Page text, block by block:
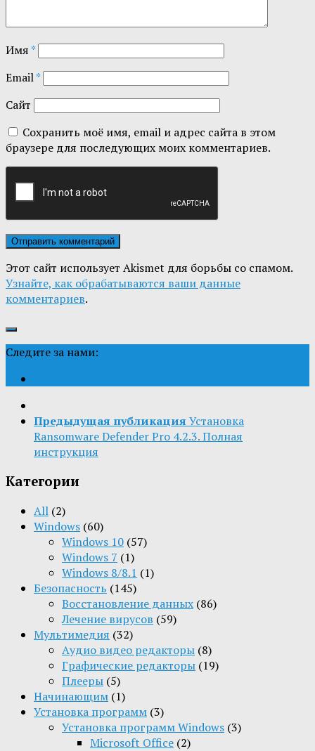
Имя*
Email*
Сайт
Сохранить моё имя, email и адрес сайта в этом
браузере для последующих моих комментариев.
Этот сайт использует Akismet для борьбы со спамом.
Узнайте, как обрабатываются ваши данные
комментариев.
Следите за нами:
Предыдущая публикация Установка
Ransomware Defender Pro 4.2.3. Полная
инструкция
Категории
All (2)
Windows (60)
Windows 10 (57)
Windows 7 (1)
Windows 8/8.1 (1)
Безопасность (145)
Восстановление данных (86)
Лечение вирусов (59)
Мультимедия (32)
Aудио видео редакторы (8)
Графические редакторы (19)
Плееры (5)
Начинающим (1)
Установка программ (3)
Установка программ Windows (3)
Microsoft Office (2)